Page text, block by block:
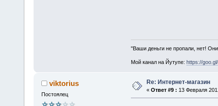
"Ваши деньги не пропали, нет!
Мой канал на Йутупе: https://
viktorius
Постоялец
Re: Интернет-магазин
« Ответ #9 : 13 Февраля